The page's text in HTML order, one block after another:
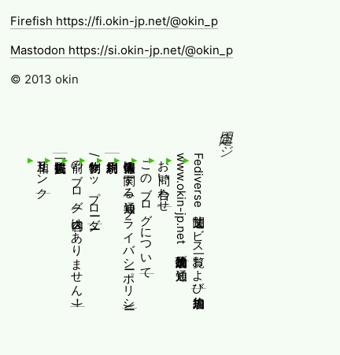
Firefish https://fi.okin-jp.net/@okin_p
Mastodon https://si.okin-jp.net/@okin_p
© 2013 okin
固定ページ
Fediverse関連サービス一覧および追加規約
www.okin-jp.net 追加規約及び通知
お問い合わせ
このブログについて
個人情報等に関する通知(プライバシーポリシー)
制作物/アップローダー
前のブログ(内容はありません！)
相互リンク